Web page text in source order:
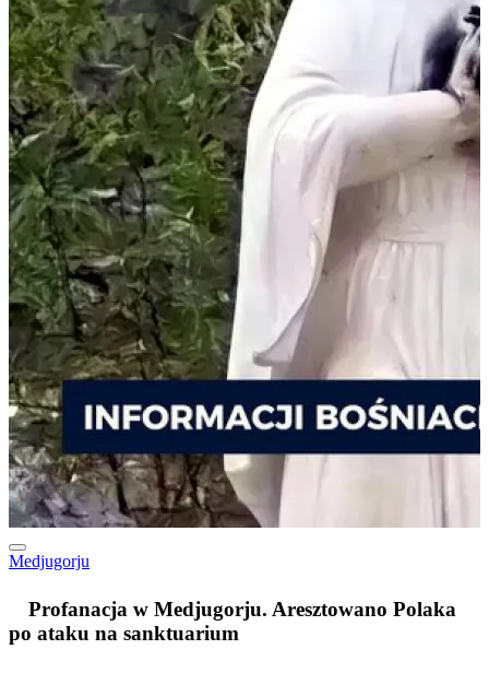
Medjugorju
Profanacja w Medjugorju. Aresztowano Polaka
po ataku na sanktuarium